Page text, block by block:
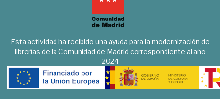
Esta actividad ha recibido una ayuda para la modernización de
librerías de la Comunidad de Madrid correspondiente al año
2024